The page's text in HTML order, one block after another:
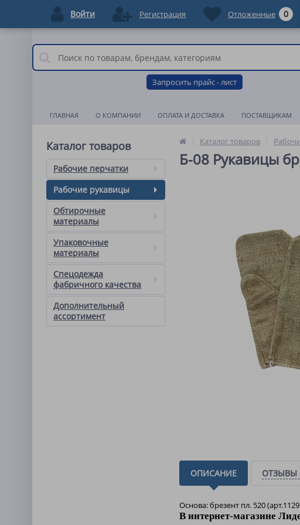
Запросить прайс - лист
ГЛАВНАЯ О КОМПАНИИ ОПЛАТА И ДОСТАВКА ПОСТАВЩИКАМ
Каталог товаров
Рабочие перчатки
Рабочие рукавицы
Обтирочные
материалы
Упаковочные
материалы
Спецодежда
фабричного качества
Дополнительный
ассортимент
Каталог товаров
Б-08 Рукавицы
ОПИСАНИЕ ОТЗЫВЫ
Основа: брезент пл. 520
В интернет-магазине
Войти Регистрация Отложенные 0